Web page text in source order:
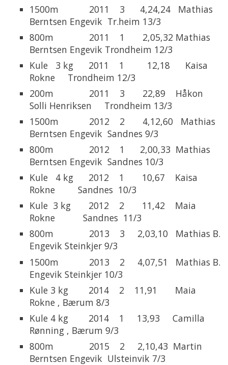
1500m 2011 3 4,24,24 Mathias
Berntsen Engevik Tr.heim 13/3
800m 2011 1 2,05,32 Mathias
Berntsen Engevik Trondheim 12/3
Kule 3 kg 2011 1 12,18 Kaisa
Rokne Trondheim 12/3
200m 2011 3 22,89 Håkon
Solli Henriksen Trondheim 13/3
1500m 2012 2 4,12,60 Mathias
Berntsen Engevik Sandnes 9/3
800m 2012 1 2,00,33 Mathias
Berntsen Engevik Sandnes 10/3
Kule 4 kg 2012 1 10,67 Kaisa
Rokne Sandnes 10/3
Kule 3 kg 2012 2 11,42 Maia
Rokne Sandnes 11/3
800m 2013 3 2,03,10 Mathias B.
Engevik Steinkjer 9/3
1500m 2013 2 4,07,51 Mathias B.
Engevik Steinkjer 10/3
Kule 3 kg 2014 2 11,91 Maia
Rokne , Bærum 8/3
Kule 4 kg 2014 1 13,93 Camilla
Rønning , Bærum 9/3
800m 2015 2 2,10,43 Martin
Berntsen Engevik Ulsteinvik 7/3